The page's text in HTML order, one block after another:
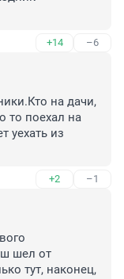
+14 –6
на дачи,
то поехал на
уехать из
+2 –1
шел от
тут, наконец,